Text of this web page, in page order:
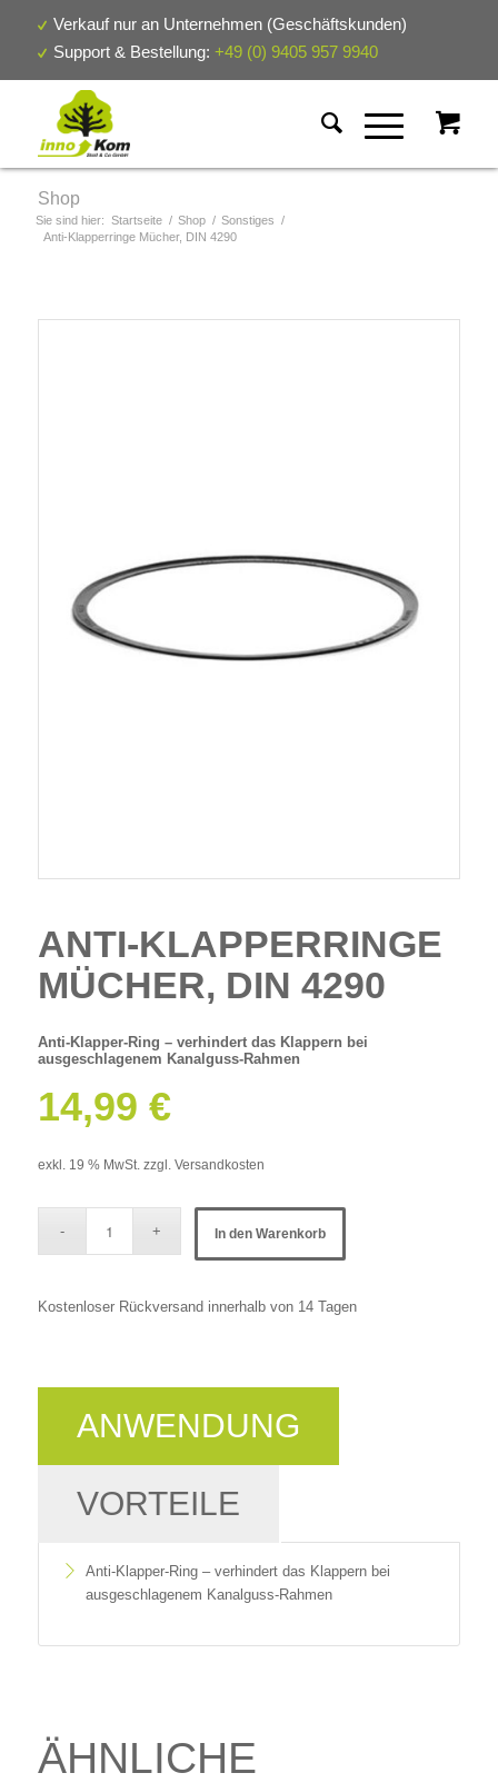
Verkauf nur an Unternehmen (Geschäftskunden)
Support & Bestellung: +49 (0) 9405 957 9940
Shop
Sie sind hier: Startseite / Shop / Sonstiges /
Anti-Klapperringe Mücher, DIN 4290
ANTI-KLAPPERRINGE
MÜCHER, DIN 4290
Anti-Klapper-Ring – verhindert das Klappern bei
ausgeschlagenem Kanalguss-Rahmen
14,99 €
exkl. 19 % MwSt. zzgl. Versandkosten
In den Warenkorb
Kostenloser Rückversand innerhalb von 14 Tagen
ANWENDUNG
VORTEILE
Anti-Klapper-Ring – verhindert das Klappern bei
ausgeschlagenem Kanalguss-Rahmen
ÄHNLICHE